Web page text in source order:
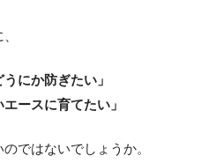
にか防ぎたい」
ースに育てたい」
ではないでしょうか。